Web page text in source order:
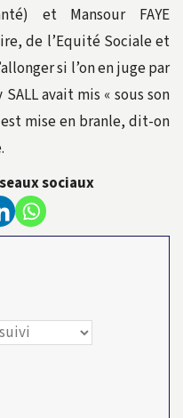
et Mansour FAYE
de l’Equité Sociale et
si l’on en juge par
avait mis « sous son
mise en branle, dit-on
sociaux